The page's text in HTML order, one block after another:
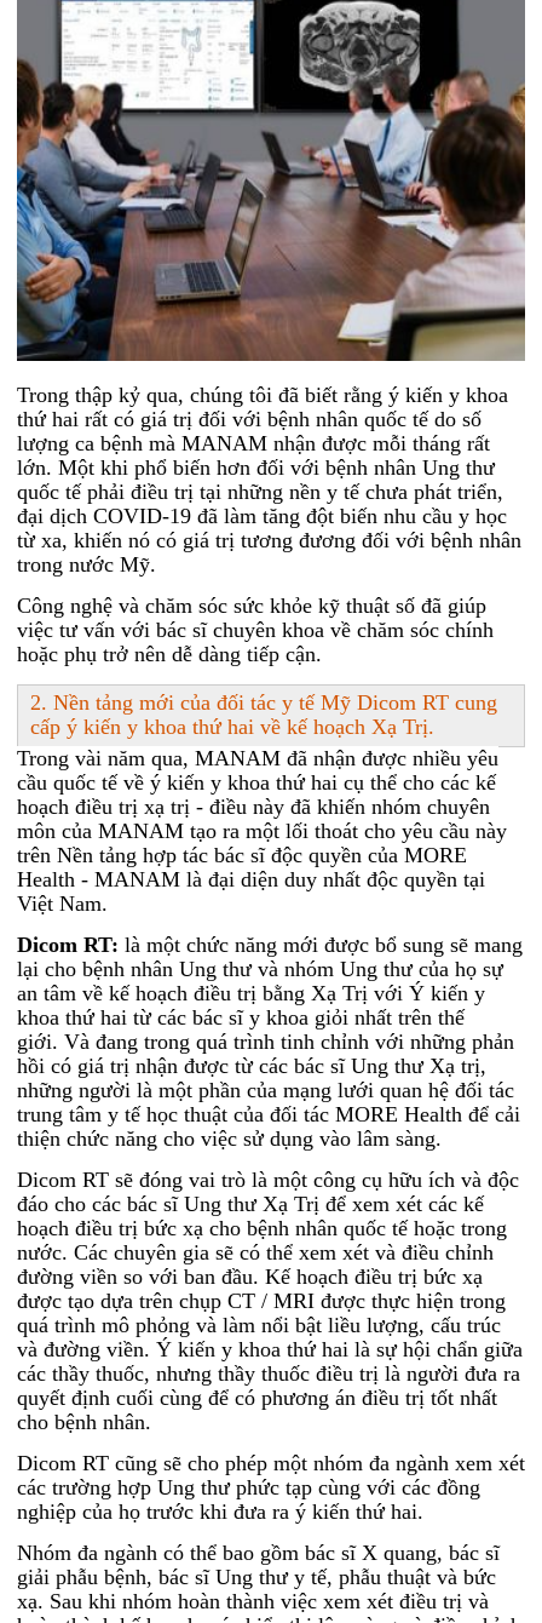
Trong thập kỷ qua, chúng tôi đã biết rằng ý kiến y khoa ​​
thứ hai rất có giá trị đối với bệnh nhân quốc tế do số
lượng ca bệnh mà MANAM nhận được mỗi tháng rất
lớn. Một khi phổ biến hơn đối với bệnh nhân Ung thư
quốc tế phải điều trị tại những nền y tế chưa phát triển,
đại dịch COVID-19 đã làm tăng đột biến nhu cầu y học
từ xa, khiến nó có giá trị tương đương đối với bệnh nhân
trong nước Mỹ.
Công nghệ và chăm sóc sức khỏe kỹ thuật số đã giúp
việc tư vấn với bác sĩ chuyên khoa về chăm sóc chính
hoặc phụ trở nên dễ dàng tiếp cận.
2. Nền tảng mới của đối tác y tế Mỹ Dicom RT cung
cấp ý kiến y khoa ​​thứ hai về kế hoạch Xạ Trị.
Trong vài năm qua, MANAM đã nhận được nhiều yêu
cầu quốc tế về ý kiến y khoa ​​thứ hai cụ thể cho các kế
hoạch điều trị xạ trị - điều này đã khiến nhóm chuyên
môn của MANAM tạo ra một lối thoát cho yêu cầu này
trên Nền tảng hợp tác bác sĩ độc quyền của MORE
Health - MANAM là đại diện duy nhất độc quyền tại
Việt Nam.
Dicom RT: là một chức năng mới được bổ sung sẽ mang
lại cho bệnh nhân Ung thư và nhóm Ung thư của họ sự
an tâm về kế hoạch điều trị bằng Xạ Trị với Ý kiến y
khoa thứ hai từ các bác sĩ y khoa giỏi nhất trên thế
giới. Và đang trong quá trình tinh chỉnh với những phản
hồi có giá trị nhận được từ các bác sĩ Ung thư Xạ trị,
những người là một phần của mạng lưới quan hệ đối tác
trung tâm y tế học thuật của đối tác MORE Health để cải
thiện chức năng cho việc sử dụng vào lâm sàng.
Dicom RT sẽ đóng vai trò là một công cụ hữu ích và độc
đáo cho các bác sĩ Ung thư Xạ Trị để xem xét các kế
hoạch điều trị bức xạ cho bệnh nhân quốc tế hoặc trong
nước. Các chuyên gia sẽ có thể xem xét và điều chỉnh
đường viền so với ban đầu. Kế hoạch điều trị bức xạ
được tạo dựa trên chụp CT / MRI được thực hiện trong
quá trình mô phỏng và làm nổi bật liều lượng, cấu trúc
và đường viền. Ý kiến y khoa ​​thứ hai là sự hội chẩn giữa
các thầy thuốc, nhưng thầy thuốc điều trị là người đưa ra
quyết định cuối cùng để có phương án điều trị tốt nhất
cho bệnh nhân.
Dicom RT cũng sẽ cho phép một nhóm đa ngành xem xét
các trường hợp Ung thư phức tạp cùng với các đồng
nghiệp của họ trước khi đưa ra ý kiến ​​thứ hai.
Nhóm đa ngành có thể bao gồm bác sĩ X quang, bác sĩ
giải phẫu bệnh, bác sĩ Ung thư y tế, phẫu thuật và bức
xạ. Sau khi nhóm hoàn thành việc xem xét điều trị và